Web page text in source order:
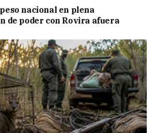
nacional en plena
de poder con Rovira afuera